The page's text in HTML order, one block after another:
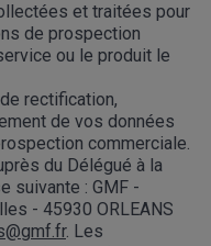
et traitées pour
de prospection
ou le produit le
rectification,
de vos données
commerciale.
du Délégué à la
suivante : GMF -
- 45930 ORLEANS
. Les